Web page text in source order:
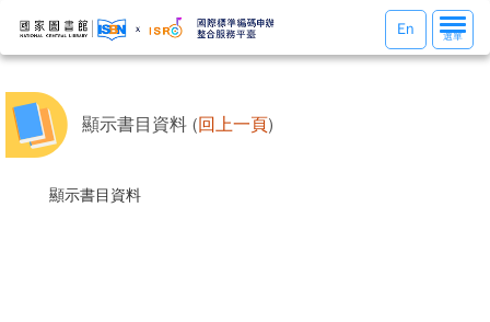
選
單
選單
En
顯示書目資料 (回上一頁)
顯示書目資料